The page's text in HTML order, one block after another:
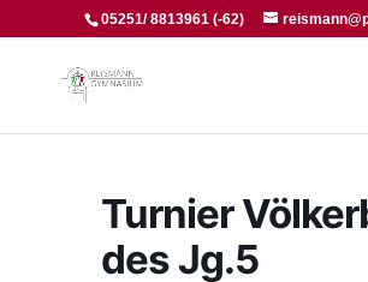
05251/ 8813961 (-62)
Turnier
des Jg.5